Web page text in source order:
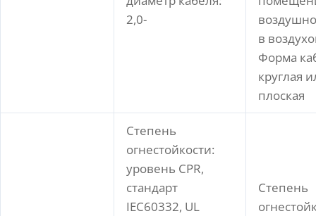
2,0-
в
Форма
круглая
плоская
Степень
огнестойкости:
уровень CPR,
стандарт
IEC60332, UL
Степень